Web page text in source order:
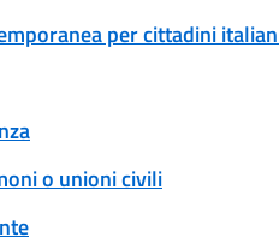
per cittadini
o unioni civili